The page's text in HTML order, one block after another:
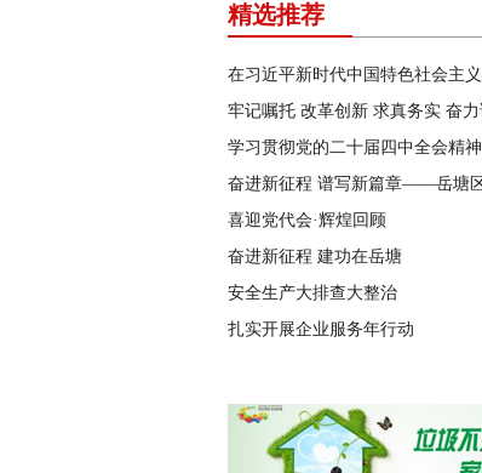
精选推荐
学习贯彻党的二十届四中全会精神
喜迎党代会·辉煌回顾
奋进新征程 建功在岳塘
安全生产大排查大整治
扎实开展企业服务年行动